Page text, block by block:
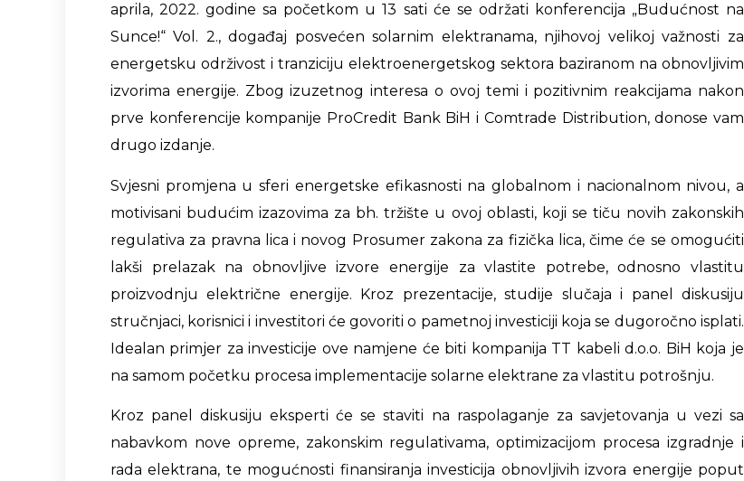
aprila, 2022. godine sa početkom u 13 sati će se održati konferencija „Budućnost na
Sunce!“ Vol. 2., događaj posvećen solarnim elektranama, njihovoj velikoj važnosti za
energetsku održivost i tranziciju elektroenergetskog sektora baziranom na obnovljivim
izvorima energije. Zbog izuzetnog interesa o ovoj temi i pozitivnim reakcijama nakon
prve konferencije kompanije ProCredit Bank BiH i Comtrade Distribution, donose vam
drugo izdanje.
Svjesni promjena u sferi energetske efikasnosti na globalnom i nacionalnom nivou, a
motivisani budućim izazovima za bh. tržište u ovoj oblasti, koji se tiču novih zakonskih
regulativa za pravna lica i novog Prosumer zakona za fizička lica, čime će se omogućiti
lakši prelazak na obnovljive izvore energije za vlastite potrebe, odnosno vlastitu
proizvodnju električne energije. Kroz prezentacije, studije slučaja i panel diskusiju
stručnjaci, korisnici i investitori će govoriti o pametnoj investiciji koja se dugoročno isplati.
Idealan primjer za investicije ove namjene će biti kompanija TT kabeli d.o.o. BiH koja je
na samom početku procesa implementacije solarne elektrane za vlastitu potrošnju.
Kroz panel diskusiju eksperti će se staviti na raspolaganje za savjetovanja u vezi sa
nabavkom nove opreme, zakonskim regulativama, optimizacijom procesa izgradnje i
rada elektrana, te mogućnosti finansiranja investicija obnovljivih izvora energije poput